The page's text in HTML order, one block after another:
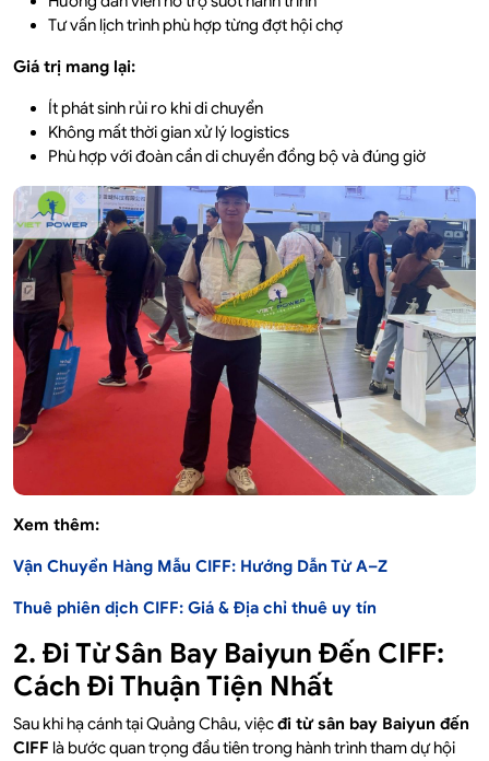
Tư vấn lịch trình phù hợp từng đợt hội chợ
Giá trị mang lại:
Ít phát sinh rủi ro khi di chuyển
Không mất thời gian xử lý logistics
Phù hợp với đoàn cần di chuyển đồng bộ và đúng giờ
Xem thêm:
Vận Chuyển Hàng Mẫu CIFF: Hướng Dẫn Từ A–Z
Thuê phiên dịch CIFF: Giá & Địa chỉ thuê uy tín
2. Đi Từ Sân Bay Baiyun Đến CIFF:
Cách Đi Thuận Tiện Nhất
Sau khi hạ cánh tại Quảng Châu, việcđi từ sân bay Baiyun đến
CIFF là bước quan trọng đầu tiên trong hành trình tham dự hội